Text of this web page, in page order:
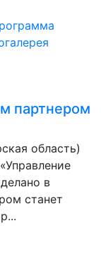
партнером
область)
в
станет